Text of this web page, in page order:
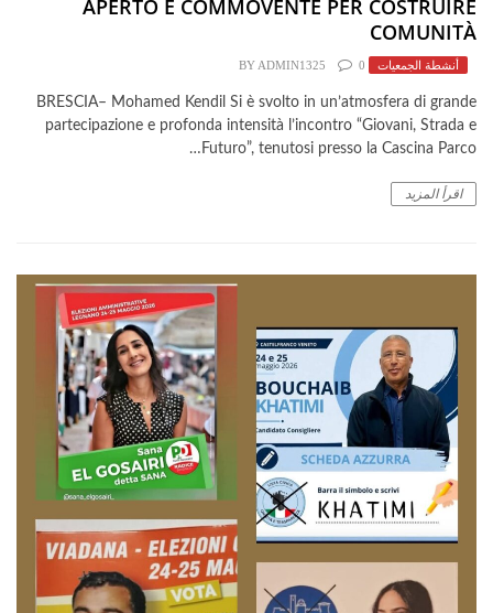
APERTO E COMMOVENTE PER COSTRUIRE
COMUNITÀ
أنشطة الجمعيات BY ADMIN1325 0
BRESCIA– Mohamed Kendil Si è svolto in un’atmosfera di grande
partecipazione e profonda intensità l’incontro “Giovani, Strada e
Futuro”, tenutosi presso la Cascina Parco…
اقرأ المزيد